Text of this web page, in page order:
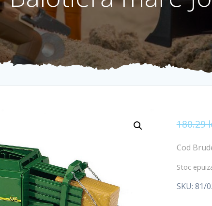
180.29
Cod
Stoc
SKU: 81/